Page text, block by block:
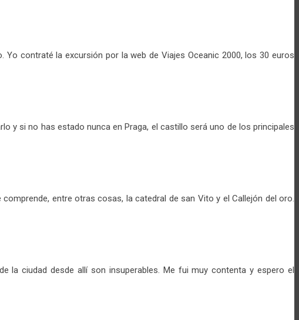
contraté la excursión por la web de Viajes Oceanic 2000, los 30 euros
y si no has estado nunca en Praga, el castillo será uno de los principales
entre otras cosas, la catedral de san Vito y el Callejón del oro.
la ciudad desde allí son insuperables. Me fui muy contenta y espero el